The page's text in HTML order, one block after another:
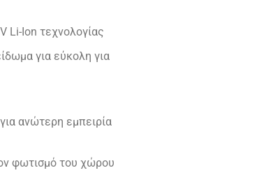
Li-Ion τεχνολογίας
για εύκολη για
ανώτερη εμπειρία
φωτισμό του χώρου